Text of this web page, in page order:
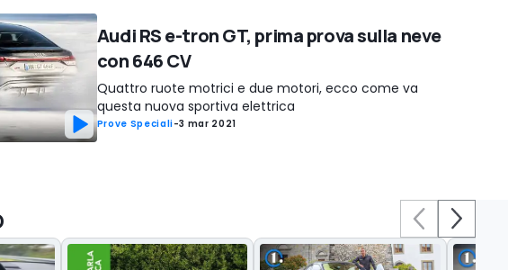
Audi RS e-tron GT, prima prova sulla neve
con 646 CV
Quattro ruote motrici e due motori, ecco come va
questa nuova sportiva elettrica
Prove Speciali-3 mar 2021